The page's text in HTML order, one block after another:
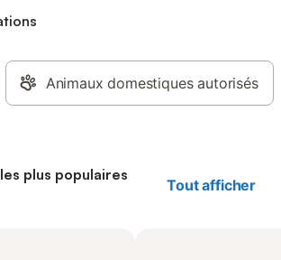
Animaux domestiques autorisés
plus populaires
Tout afficher